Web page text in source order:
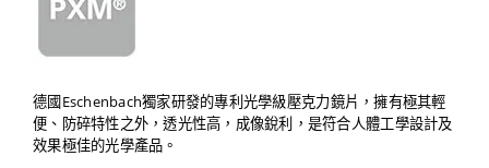
德國Eschenbach獨家研發的專利光學級壓克力鏡片，擁有極其輕
便、防碎特性之外，透光性高，成像銳利，是符合人體工學設計及
效果極佳的光學產品。